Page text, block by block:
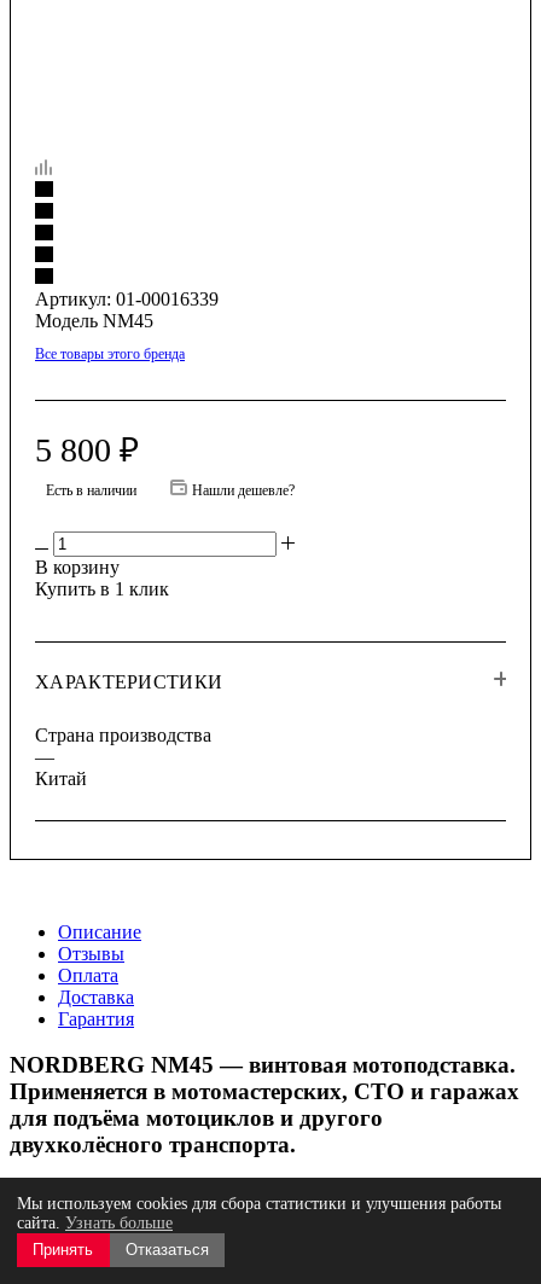
Артикул: 01-00016339
Модель NM45
Все товары этого бренда
5 800 ₽
Есть в наличии Нашли дешевле?
В корзину
Купить в 1 клик
ХАРАКТЕРИСТИКИ
Страна производства
—
Китай
Описание
Отзывы
Оплата
Доставка
Гарантия
NORDBERG NM45 — винтовая мотоподставка.
Применяется в мотомастерских, СТО и гаражах
для подъёма мотоциклов и другого
двухколёсного транспорта.
ФУНКЦИОНАЛ
Предназначена для подъёма мотоцикла за раму или опорные
точки с целью выполнения сервисных работ. Обеспечивает
Мы используем cookies для сбора статистики и улучшения работы
сайта. Узнать больше
Принять
Отказаться